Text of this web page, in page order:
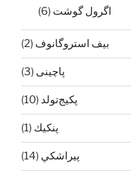
اگرول گوشت (6)
بيف استروگانوف (2)
پاچینی (3)
پکیج‌تولد (10)
پنكيك (1)
پيراشكي (14)